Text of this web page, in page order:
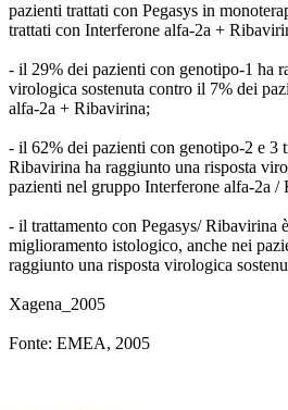
pazienti trattati con Pegasys in
trattati con Interferone alfa-2a +
- il 29% dei pazienti con genotipo-1 ha
virologica sostenuta contro il 7% dei
alfa-2a + Ribavirina;
- il 62% dei pazienti con genotipo-2 e 3
Ribavirina ha raggiunto una risposta
pazienti nel gruppo Interferone alfa-2a /
- il trattamento con Pegasys/ Ribavirina
miglioramento istologico, anche nei
raggiunto una risposta virologica
Xagena_2005
Fonte: EMEA, 2005